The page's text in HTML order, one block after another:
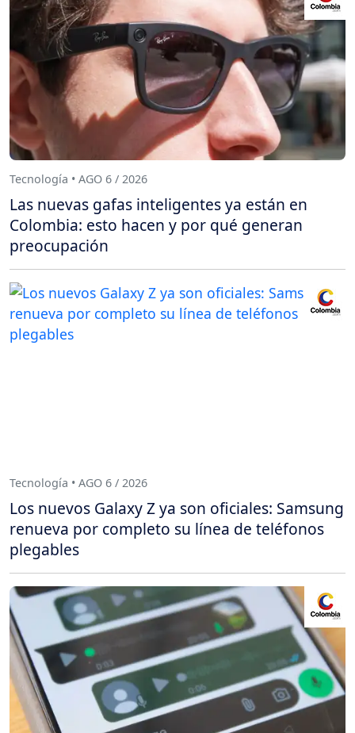
Tecnología • AGO 6 / 2026
Las nuevas gafas inteligentes ya están en
Colombia: esto hacen y por qué generan
preocupación
Tecnología • AGO 6 / 2026
Los nuevos Galaxy Z ya son oficiales: Samsung
renueva por completo su línea de teléfonos
plegables